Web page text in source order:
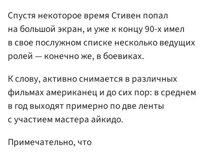
Спустя некоторое время Стивен попал
на большой экран, и уже к концу 90-х имел
в свое послужном списке несколько ведущих
ролей — конечно же, в боевиках.
К слову, активно снимается в различных
фильмах американец и до сих пор: в среднем
в год выходят примерно по две ленты
с участием мастера айкидо.
Примечательно, что